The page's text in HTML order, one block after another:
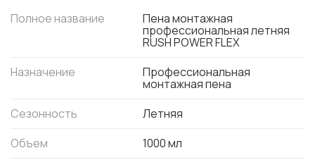
Полное название Пена монтажная
профессиональная летняя
RUSH POWER FLEX
Назначение
Профессиональная
монтажная пена
Сезонность
Летняя
Объем
1000 мл